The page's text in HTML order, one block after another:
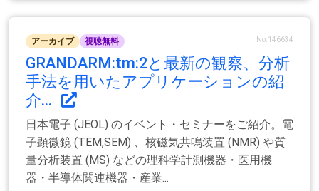
アーカイブ 視聴無料 No.146634
GRANDARM:tm:2と最新の観察、分析
手法を用いたアプリケーションの紹
介...
日本電子 (JEOL) のイベント・セミナーをご紹介。電
子顕微鏡 (TEM,SEM) 、核磁気共鳴装置 (NMR) や質
量分析装置 (MS) などの理科学計測機器・医用機
器・半導体関連機器・産業...